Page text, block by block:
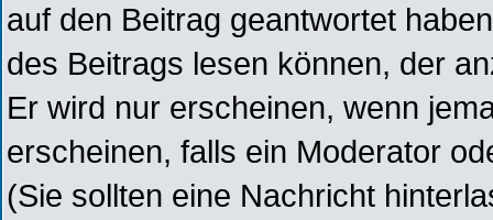
auf den Beitrag geantwortet
des Beitrags lesen können, der
Er wird nur erscheinen, wenn
erscheinen, falls ein Moderator
(Sie sollten eine Nachricht